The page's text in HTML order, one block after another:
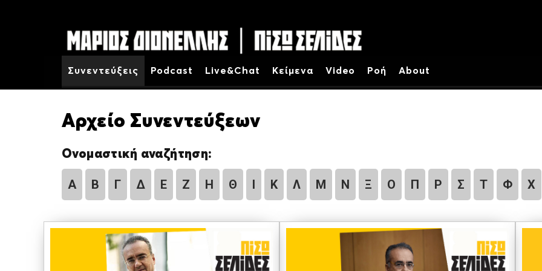
Συνεντεύξεις Podcast Live&Chat Κείμενα Video Ροή About
Αρχείο Συνεντεύξεων
Ονομαστική αναζήτηση:
Α Β Γ Δ Ε Ζ Η Θ Ι Κ Λ Μ Ν Ξ Ο Π Ρ Σ Τ Φ Χ